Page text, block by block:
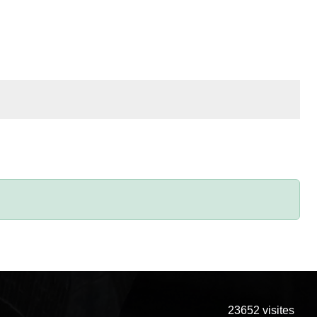
23652 visites